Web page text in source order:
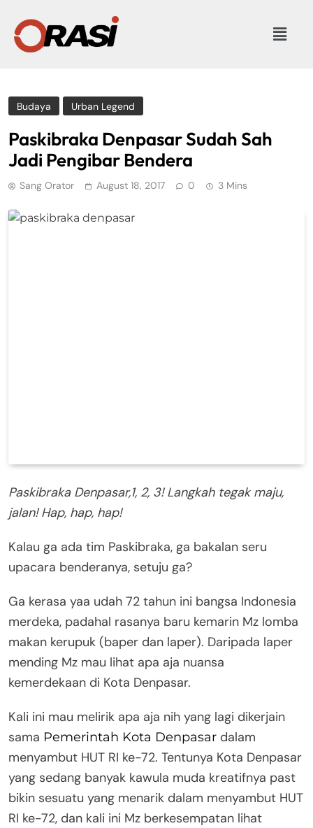
Budaya Urban Legend
Paskibraka Denpasar Sudah Sah
Jadi Pengibar Bendera
Sang Orator August 18, 2017 0 3 Mins
Paskibraka Denpasar,1, 2, 3! Langkah tegak maju,
jalan! Hap, hap, hap!
Kalau ga ada tim Paskibraka, ga bakalan seru
upacara benderanya, setuju ga?
Ga kerasa yaa udah 72 tahun ini bangsa Indonesia
merdeka, padahal rasanya baru kemarin Mz lomba
makan kerupuk (baper dan laper). Daripada laper
mending Mz mau lihat apa aja nuansa
kemerdekaan di Kota Denpasar.
Kali ini mau melirik apa aja nih yang lagi dikerjain
sama Pemerintah Kota Denpasar dalam
menyambut HUT RI ke-72. Tentunya Kota Denpasar
yang sedang banyak kawula muda kreatifnya past
bikin sesuatu yang menarik dalam menyambut HUT
RI ke-72, dan kali ini Mz berkesempatan lihat